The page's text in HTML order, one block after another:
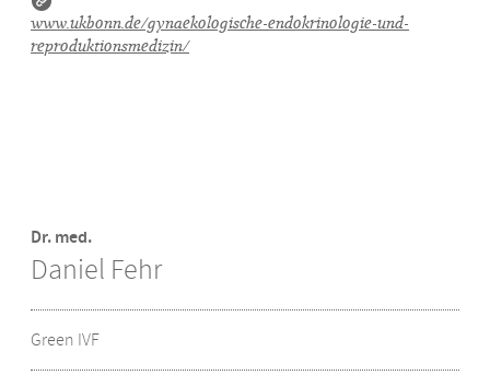
www.ukbonn.de/gynaekologische-endokrinologie-und-
reproduktionsmedizin/
Dr. med.
Daniel Fehr
Green IVF